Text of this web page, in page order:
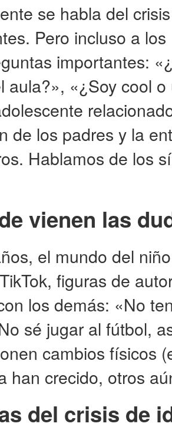
se habla del
Pero incluso a
importantes:
aula?», «¿Soy cool
de los padres y la
Hablamos de los
vienen las
el mundo del
figuras de
los demás: «No
sé jugar al fútbol,
cambios físicos
han crecido, otros
del crisis de